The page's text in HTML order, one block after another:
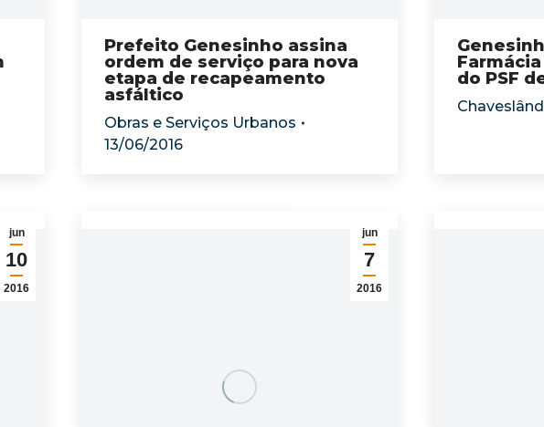
Prefeito Genesinho assina
ordem de serviço para nova
etapa de recapeamento
asfáltico
Obras e Serviços Urbanos
13/06/2016
do PSF
jun
10
2016
jun
7
2016